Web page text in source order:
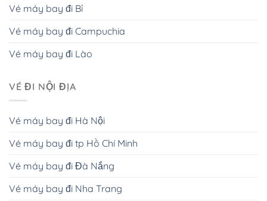
Vé máy bay đi Bỉ
Vé máy bay đi Campuchia
Vé máy bay đi Lào
VÉ ĐI NỘI ĐỊA
Vé máy bay đi Hà Nội
Vé máy bay đi tp Hồ Chí Minh
Vé máy bay đi Đà Nắng
Vé máy bay đi Nha Trang